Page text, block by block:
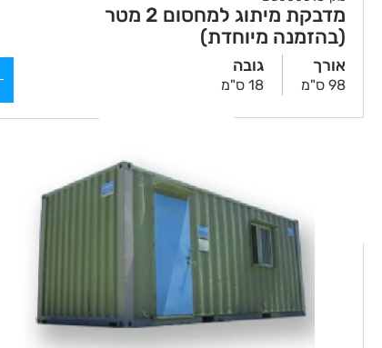
מדבקת מיתוג למחסום 2 מטר
(בהזמנה מיוחדת)
אורך
98 ס"מ
גובה
18 ס"מ